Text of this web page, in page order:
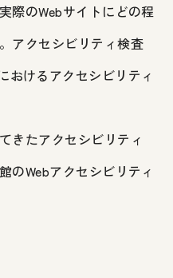
際のWebサイトにどの程
アクセシビリティ検査
けるアクセシビリティ
きたアクセシビリティ
のWebアクセシビリティ